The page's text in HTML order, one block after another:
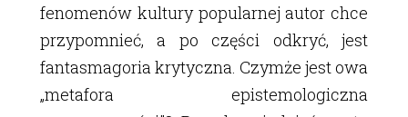
fenomenów kultury popularnej autor chce
przypomnieć, a po części odkryć, jest
fantasmagoria krytyczna. Czymże jest owa
„metafora epistemologiczna